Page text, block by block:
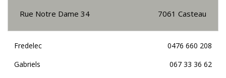
Rue Notre Dame 34 7061 Casteau
Fredelec
0476 660 208
Gabriels
067 33 36 62